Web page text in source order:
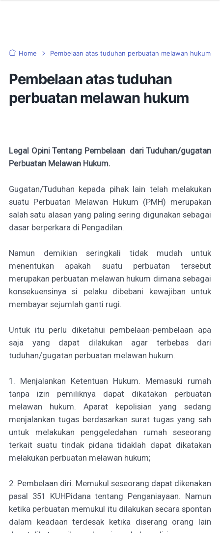
Home Pembelaan atas tuduhan perbuatan melawan hukum
Pembelaan atas tuduhan
perbuatan melawan hukum
Legal Opini Tentang Pembelaan dari Tuduhan/gugatan
Perbuatan Melawan Hukum.
Gugatan/Tuduhan kepada pihak lain telah melakukan
suatu Perbuatan Melawan Hukum (PMH) merupakan
salah satu alasan yang paling sering digunakan sebagai
dasar berperkara di Pengadilan.
Namun demikian seringkali tidak mudah untuk
menentukan apakah suatu perbuatan tersebut
merupakan perbuatan melawan hukum dimana sebagai
konsekuensinya si pelaku dibebani kewajiban untuk
membayar sejumlah ganti rugi.
Untuk itu perlu diketahui pembelaan-pembelaan apa
saja yang dapat dilakukan agar terbebas dari
tuduhan/gugatan perbuatan melawan hukum.
1. Menjalankan Ketentuan Hukum. Memasuki rumah
tanpa izin pemiliknya dapat dikatakan perbuatan
melawan hukum. Aparat kepolisian yang sedang
menjalankan tugas berdasarkan surat tugas yang sah
untuk melakukan penggeledahan rumah seseorang
terkait suatu tindak pidana tidaklah dapat dikatakan
melakukan perbuatan melawan hukum;
2. Pembelaan diri. Memukul seseorang dapat dikenakan
pasal 351 KUHPidana tentang Penganiayaan. Namun
ketika perbuatan memukul itu dilakukan secara spontan
dalam keadaan terdesak ketika diserang orang lain